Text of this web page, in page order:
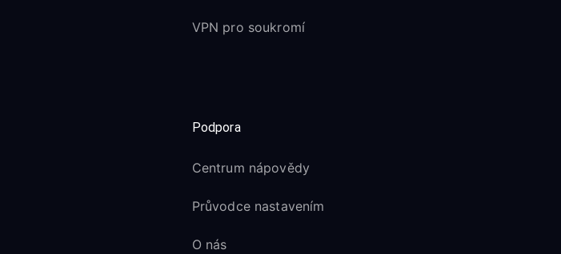
VPN pro soukromí
Podpora
Centrum nápovědy
Průvodce nastavením
O nás